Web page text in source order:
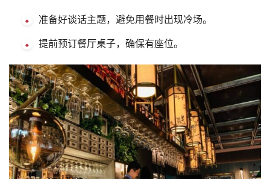
准备好谈话主题，避免用餐时出现冷场。
提前预订餐厅桌子，确保有座位。